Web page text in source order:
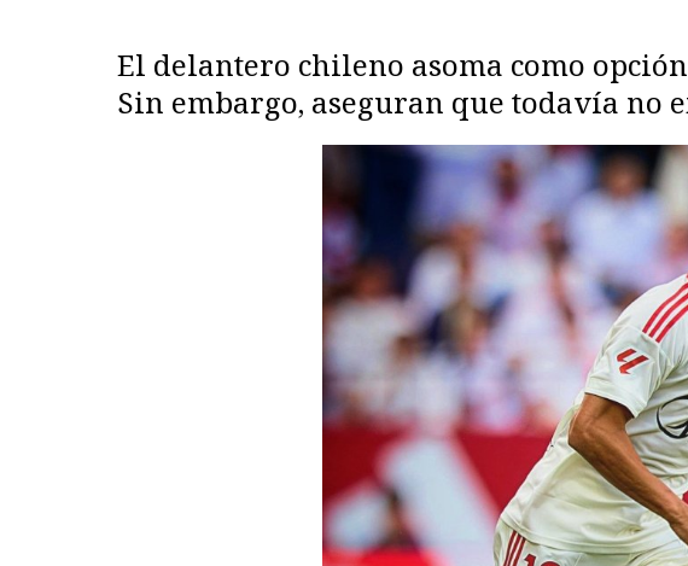
El delantero chileno asoma como
Sin embargo, aseguran que todavía no